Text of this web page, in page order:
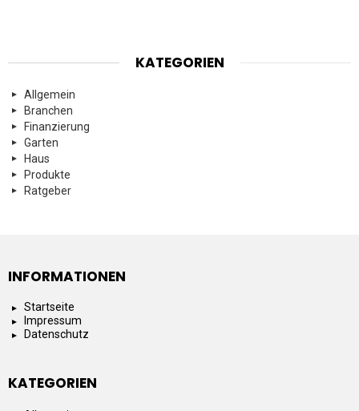
KATEGORIEN
Allgemein
Branchen
Finanzierung
Garten
Haus
Produkte
Ratgeber
INFORMATIONEN
Startseite
Impressum
Datenschutz
KATEGORIEN